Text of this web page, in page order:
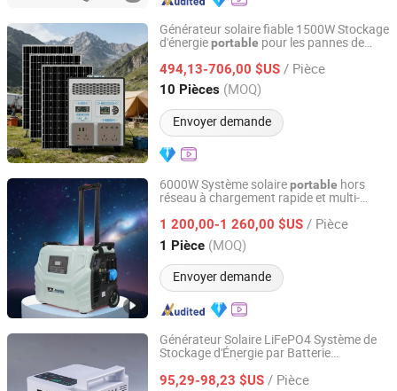
Générateur solaire fiable 1500W Stockage
d'énergieportable pour les pannes de
air
494,13-706,00 $US / Pièce
10 Pièces (MOQ)
Envoyer demande
Shaoxing Rich Technology Co., Ltd.
Zhejiang, China Depuis 2026
6000W Système solaireportable hors
réseau à chargement rapide et multi-
1 200,00-1 260,00 $US / Pièce
1 Pièce (MOQ)
Envoyer demande
Suzhou Drivelong Intelligence Technology Co., Ltd.
Jiangsu, China Depuis 2017
Générateur Solaire LiFePO4 Système de
Stockage d'Énergie par Batterie
Station d'ÉnergiePortable
95,29-98,23 $US / Pièce
Ningbo GLGW New Energy Co., Ltd